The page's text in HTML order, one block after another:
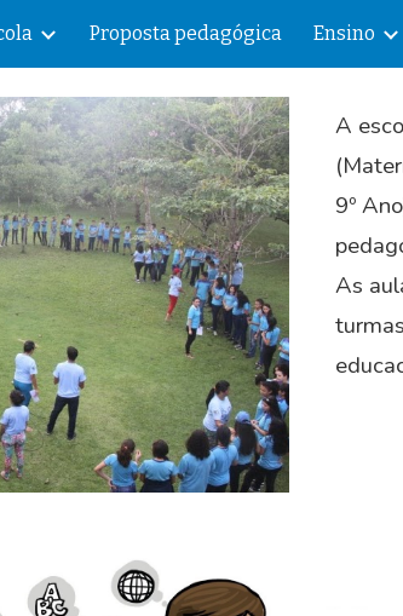
Skip to main content
Proposta pedagógica Ensino
A
9º
As